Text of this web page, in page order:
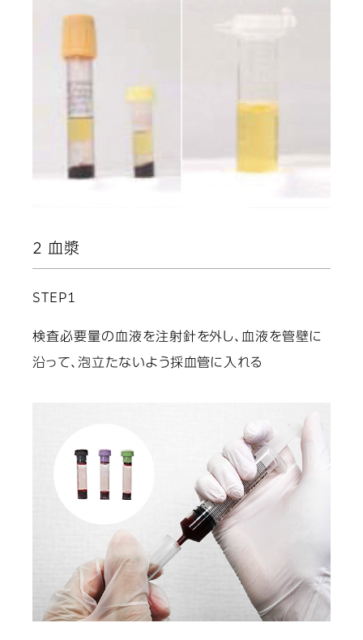
2 血漿
STEP1
検査必要量の血液を注射針を外し、血液を管壁に
沿って、泡立たないよう採血管に入れる